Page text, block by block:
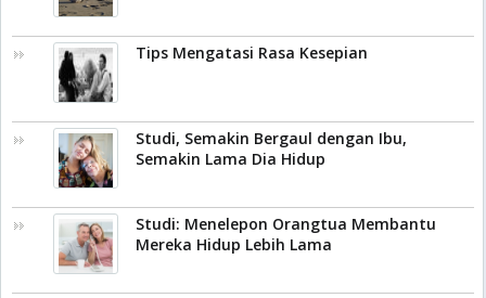
Tips Mengatasi Rasa Kesepian
Studi, Semakin Bergaul dengan Ibu,
Semakin Lama Dia Hidup
Studi: Menelepon Orangtua Membantu
Mereka Hidup Lebih Lama